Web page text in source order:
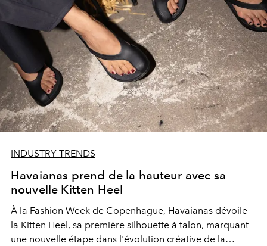
INDUSTRY TRENDS
Havaianas prend de la hauteur avec sa
nouvelle Kitten Heel
À la Fashion Week de Copenhague, Havaianas dévoile
la Kitten Heel, sa première silhouette à talon, marquant
une nouvelle étape dans l'évolution créative de la